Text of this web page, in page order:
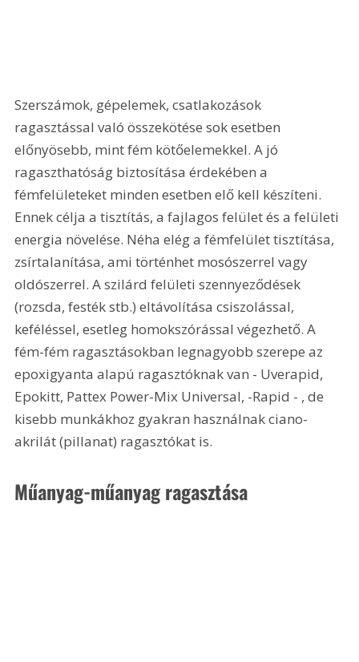
Szerszámok, gépelemek, csatlakozások
ragasztással való összekötése sok esetben
előnyösebb, mint fém kötőelemekkel. A jó
ragaszthatóság biztosítása érdekében a
fémfelületeket minden esetben elő kell készíteni.
Ennek célja a tisztítás, a fajlagos felület és a felületi
energia növelése. Néha elég a fémfelület tisztítása,
zsírtalanítása, ami történhet mosószerrel vagy
oldószerrel. A szilárd felületi szennyeződések
(rozsda, festék stb.) eltávolítása csiszolással,
keféléssel, esetleg homokszórással végezhető. A
fém-fém ragasztásokban legnagyobb szerepe az
epoxigyanta alapú ragasztóknak van - Uverapid,
Epokitt, Pattex Power-Mix Universal, -Rapid - , de
kisebb munkákhoz gyakran használnak ciano-
akrilát (pillanat) ragasztókat is.
Műanyag-műanyag ragasztása